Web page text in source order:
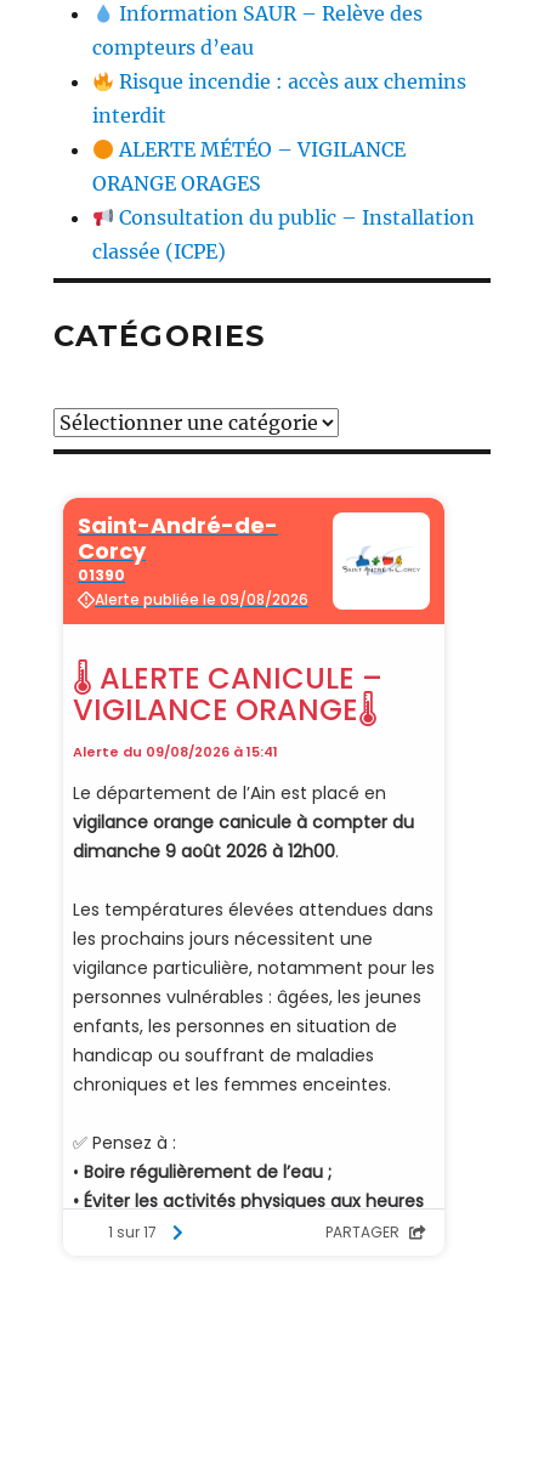
Information SAUR – Relève des
compteurs d’eau
Risque incendie : accès aux chemins
interdit
ALERTE MÉTÉO – VIGILANCE
ORANGE ORAGES
Consultation du public – Installation
classée (ICPE)
CATÉGORIES
Catégories